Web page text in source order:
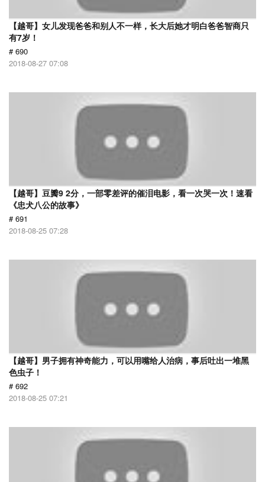
【越哥】女儿发现爸爸和别人不一样，长大后她才明白爸爸智商只
有7岁！
# 690
2018-08-27 07:08
【越哥】豆瓣9 2分，一部零差评的催泪电影，看一次哭一次！速看
《忠犬八公的故事》
# 691
2018-08-25 07:28
【越哥】男子拥有神奇能力，可以用嘴给人治病，事后吐出一堆黑
色虫子！
# 692
2018-08-25 07:21